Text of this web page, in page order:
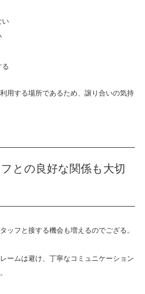
い
用する場所であるため、譲り合いの気持
との良好な関係も大切
ッフと接する機会も増えるのでござる。
ームは避け、丁寧なコミュニケーション